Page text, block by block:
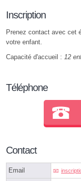
Inscription
Prenez contact avec cet
votre enfant.
Capacité d'accueil : 12
Téléphone
Contact
Email